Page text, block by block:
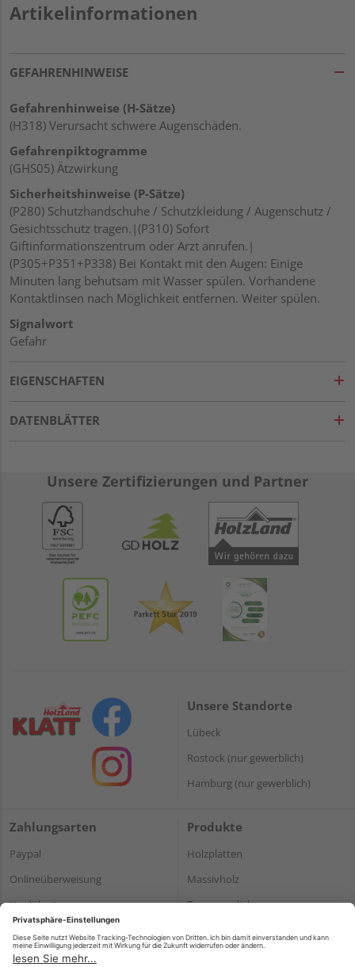
Artikelinformationen
GEFAHRENHINWEISE
Gefahrenhinweise (H-Sätze)
(H318) Verursacht schwere Augenschäden.
Gefahrenpiktogramme
(GHS05) Ätzwirkung
Sicherheitshinweise (P-Sätze)
(P280) Schutzhandschuhe / Schutzkleidung / Augenschutz /
Gesichtsschutz tragen.|(P310) Sofort
Giftinformationszentrum oder Arzt anrufen.|
(P305+P351+P338) Bei Kontakt mit den Augen: Einige
Minuten lang behutsam mit Wasser spülen. Vorhandene
Kontaktlinsen nach Möglichkeit entfernen. Weiter spülen.
Signalwort
Gefahr
EIGENSCHAFTEN
DATENBLÄTTER
Unsere Zertifizierungen und Partner
Unsere Standorte
Lübeck
Rostock (nur gewerblich)
Hamburg (nur gewerblich)
Zahlungsarten
Paypal
Onlineüberweisung
Kreditkarte
*Bonität vorausgesetzt
Produkte
Holzplatten
Massivholz
Terrassendielen